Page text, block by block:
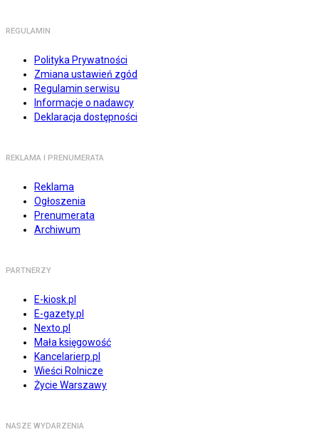
REGULAMIN
Polityka Prywatności
Zmiana ustawień zgód
Regulamin serwisu
Informacje o nadawcy
Deklaracja dostępności
REKLAMA I PRENUMERATA
Reklama
Ogłoszenia
Prenumerata
Archiwum
PARTNERZY
E-kiosk.pl
E-gazety.pl
Nexto.pl
Mała księgowość
Kancelarierp.pl
Wieści Rolnicze
Życie Warszawy
NASZE WYDARZENIA